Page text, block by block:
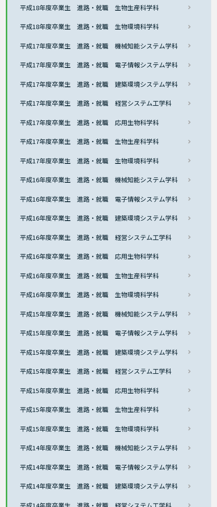
平成18年度卒業生 進路・就職 生物生産科学科
平成18年度卒業生 進路・就職 生物環境科学科
平成17年度卒業生 進路・就職 機械知能システム学科
平成17年度卒業生 進路・就職 電子情報システム学科
平成17年度卒業生 進路・就職 建築環境システム学科
平成17年度卒業生 進路・就職 経営システム工学科
平成17年度卒業生 進路・就職 応用生物科学科
平成17年度卒業生 進路・就職 生物生産科学科
平成17年度卒業生 進路・就職 生物環境科学科
平成16年度卒業生 進路・就職 機械知能システム学科
平成16年度卒業生 進路・就職 電子情報システム学科
平成16年度卒業生 進路・就職 建築環境システム学科
平成16年度卒業生 進路・就職 経営システム工学科
平成16年度卒業生 進路・就職 応用生物科学科
平成16年度卒業生 進路・就職 生物生産科学科
平成16年度卒業生 進路・就職 生物環境科学科
平成15年度卒業生 進路・就職 機械知能システム学科
平成15年度卒業生 進路・就職 電子情報システム学科
平成15年度卒業生 進路・就職 建築環境システム学科
平成15年度卒業生 進路・就職 経営システム工学科
平成15年度卒業生 進路・就職 応用生物科学科
平成15年度卒業生 進路・就職 生物生産科学科
平成15年度卒業生 進路・就職 生物環境科学科
平成14年度卒業生 進路・就職 機械知能システム学科
平成14年度卒業生 進路・就職 電子情報システム学科
平成14年度卒業生 進路・就職 建築環境システム学科